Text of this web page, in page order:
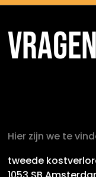
Hier zijn we te
tweede